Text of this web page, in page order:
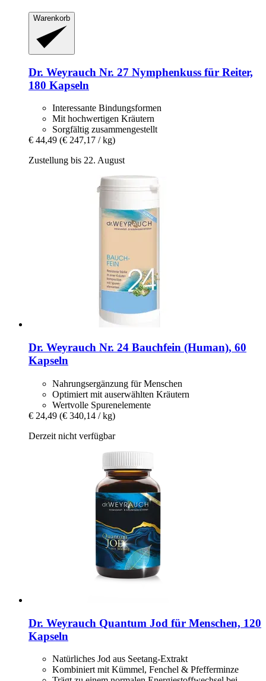
Warenkorb
Dr. Weyrauch Nr. 27 Nymphenkuss für Reiter,
180 Kapseln
Interessante Bindungsformen
Mit hochwertigen Kräutern
Sorgfältig zusammengestellt
€ 44,49 (€ 247,17 / kg)
Zustellung bis 22. August
Dr. Weyrauch Nr. 24 Bauchfein (Human), 60
Kapseln
Nahrungsergänzung für Menschen
Optimiert mit auserwählten Kräutern
Wertvolle Spurenelemente
€ 24,49 (€ 340,14 / kg)
Derzeit nicht verfügbar
Dr. Weyrauch Quantum Jod für Menschen, 120
Kapseln
Natürliches Jod aus Seetang-Extrakt
Kombiniert mit Kümmel, Fenchel & Pfefferminze